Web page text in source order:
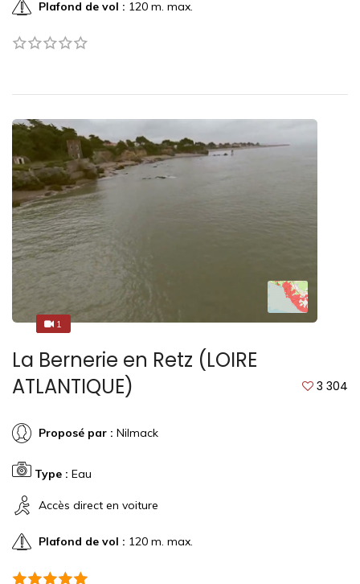
Plafond de vol : 120 m. max.
1
1
La Bernerie en Retz (LOIRE
ATLANTIQUE)
3 304
Proposé par : Nilmack
Type : Eau
Accès direct en voiture
Plafond de vol : 120 m. max.